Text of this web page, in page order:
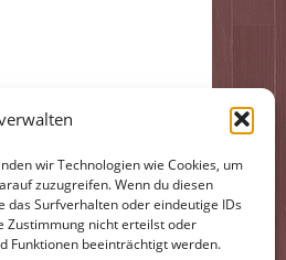
wir Technologien wie Cookies, um
zuzugreifen. Wenn du diesen
das Surfverhalten oder eindeutige IDs
Zustimmung nicht erteilst oder
Funktionen beeinträchtigt werden.
Datenschutzerklärung